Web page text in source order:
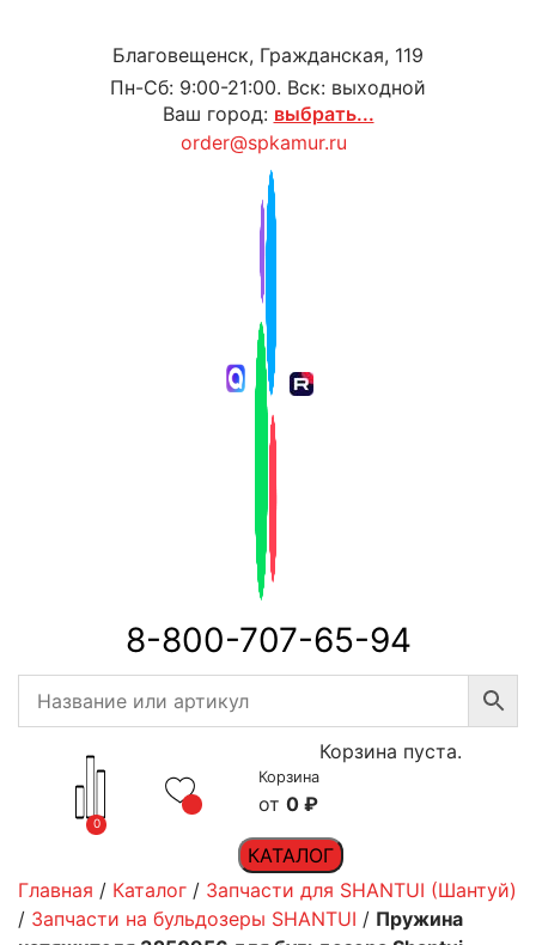
Благовещенск, Гражданская, 119
Пн-Сб: 9:00-21:00. Вск: выходной
Ваш город: выбрать...
order@spkamur.ru
8-800-707-65-94
0
Корзина
0 ₽
Корзина пуста.
КАТАЛОГ
Главная / Каталог / Запчасти для SHANTUI (Шантуй)
/ Запчасти на бульдозеры SHANTUI / Пружина